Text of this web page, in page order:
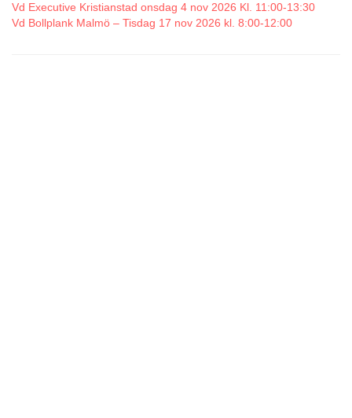
Vd Executive Kristianstad onsdag 4 nov 2026 Kl. 11:00-13:30
Vd Bollplank Malmö – Tisdag 17 nov 2026 kl. 8:00-12:00